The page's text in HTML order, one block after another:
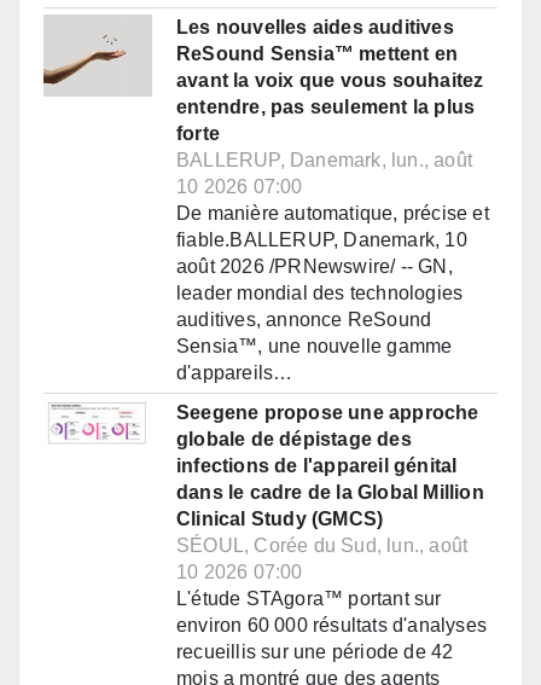
Les nouvelles aides auditives
ReSound Sensia™ mettent en
avant la voix que vous souhaitez
entendre, pas seulement la plus
forte
BALLERUP, Danemark, lun., août
10 2026 07:00
De manière automatique, précise et
fiable.BALLERUP, Danemark, 10
août 2026 /PRNewswire/ -- GN,
leader mondial des technologies
auditives, annonce ReSound
Sensia™, une nouvelle gamme
d'appareils…
Seegene propose une approche
globale de dépistage des
infections de l'appareil génital
dans le cadre de la Global Million
Clinical Study (GMCS)
SÉOUL, Corée du Sud, lun., août
10 2026 07:00
L'étude STAgora™ portant sur
environ 60 000 résultats d'analyses
recueillis sur une période de 42
mois a montré que des agents